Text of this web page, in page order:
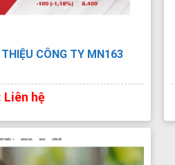
CÔNG TY MN163
Liên hệ